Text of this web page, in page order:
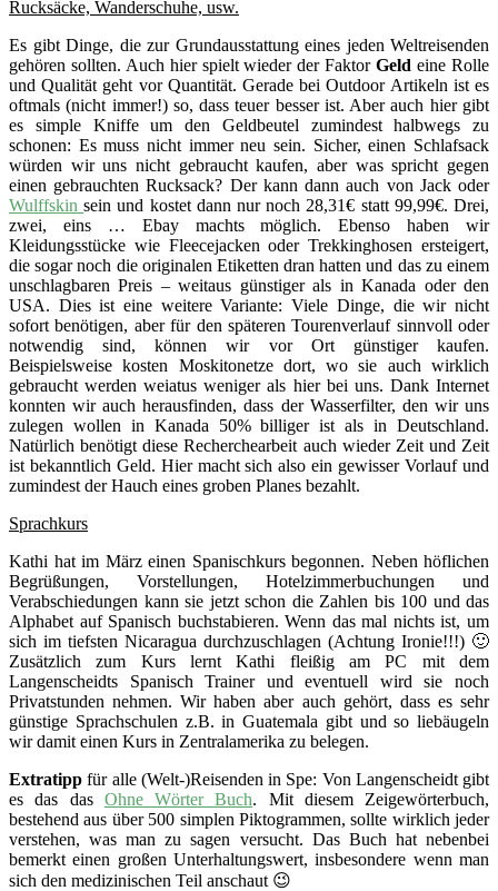
Rucksäcke, Wanderschuhe, usw.
Es gibt Dinge, die zur Grundausstattung eines jeden Weltreisenden
gehören sollten. Auch hier spielt wieder der FaktorGeld eine Rolle
und Qualität geht vor Quantität. Gerade bei Outdoor Artikeln ist es
oftmals (nicht immer!) so, dass teuer besser ist. Aber auch hier gibt
es simple Kniffe um den Geldbeutel zumindest halbwegs zu
schonen: Es muss nicht immer neu sein. Sicher, einen Schlafsack
würden wir uns nicht gebraucht kaufen, aber was spricht gegen
einen gebrauchten Rucksack? Der kann dann auch von Jack oder
Wulffskinsein und kostet dann nur noch 28,31€ statt 99,99€. Drei,
zwei, eins … Ebay machts möglich. Ebenso haben wir
Kleidungsstücke wie Fleecejacken oder Trekkinghosen ersteigert,
die sogar noch die originalen Etiketten dran hatten und das zu einem
unschlagbaren Preis – weitaus günstiger als in Kanada oder den
USA. Dies ist eine weitere Variante: Viele Dinge, die wir nicht
sofort benötigen, aber für den späteren Tourenverlauf sinnvoll oder
notwendig sind, können wir vor Ort günstiger kaufen.
Beispielsweise kosten Moskitonetze dort, wo sie auch wirklich
gebraucht werden weiatus weniger als hier bei uns. Dank Internet
konnten wir auch herausfinden, dass der Wasserfilter, den wir uns
zulegen wollen in Kanada 50% billiger ist als in Deutschland.
Natürlich benötigt diese Recherchearbeit auch wieder Zeit und Zeit
ist bekanntlich Geld. Hier macht sich also ein gewisser Vorlauf und
zumindest der Hauch eines groben Planes bezahlt.
Sprachkurs
Kathi hat im März einen Spanischkurs begonnen. Neben höflichen
Begrüßungen, Vorstellungen, Hotelzimmerbuchungen und
Verabschiedungen kann sie jetzt schon die Zahlen bis 100 und das
Alphabet auf Spanisch buchstabieren. Wenn das mal nichts ist, um
sich im tiefsten Nicaragua durchzuschlagen (Achtung Ironie!!!) 🙂
Zusätzlich zum Kurs lernt Kathi fleißig am PC mit dem
Langenscheidts Spanisch Trainer und eventuell wird sie noch
Privatstunden nehmen. Wir haben aber auch gehört, dass es sehr
günstige Sprachschulen z.B. in Guatemala gibt und so liebäugeln
wir damit einen Kurs in Zentralamerika zu belegen.
Extratipp für alle (Welt-)Reisenden in Spe: Von Langenscheidt gibt
es das das Ohne Wörter Buch. Mit diesem Zeigewörterbuch,
bestehend aus über 500 simplen Piktogrammen, sollte wirklich jeder
verstehen, was man zu sagen versucht. Das Buch hat nebenbei
bemerkt einen großen Unterhaltungswert, insbesondere wenn man
sich den medizinischen Teil anschaut 😉